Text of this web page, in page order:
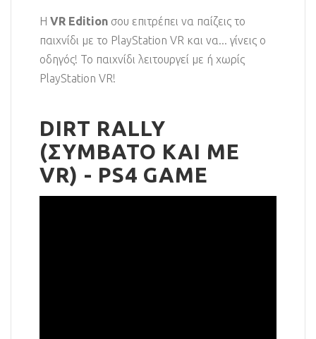
H VR Edition σου επιτρέπει να παίζεις το
παιχνίδι με το PlayStation VR και να... γίνεις ο
οδηγός! Το παιχνίδι λειτουργεί με ή χωρίς
PlayStation VR!
DIRT RALLY
(ΣΥΜΒΑΤΟ ΚΑΙ ΜΕ
VR) - PS4 GAME